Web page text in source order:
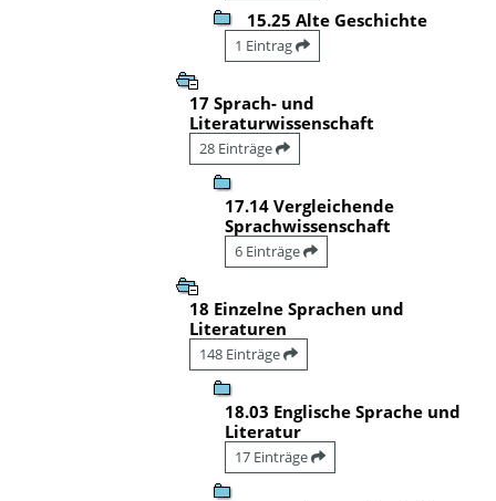
15.25 Alte Geschichte
1 Eintrag
17 Sprach- und
Literaturwissenschaft
28 Einträge
17.14 Vergleichende
Sprachwissenschaft
6 Einträge
18 Einzelne Sprachen und
Literaturen
148 Einträge
18.03 Englische Sprache und
Literatur
17 Einträge